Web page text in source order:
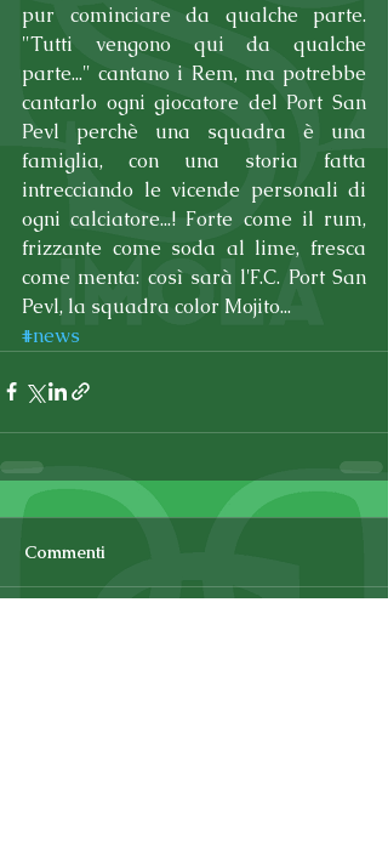
pur cominciare da qualche parte.
"Tutti vengono qui da qualche
parte..." cantano i Rem, ma potrebbe
cantarlo ogni giocatore del Port San
Pevl perchè una squadra è una
famiglia, con una storia fatta
intrecciando le vicende personali di
ogni calciatore...! Forte come il rum,
frizzante come soda al lime, fresca
come menta: così sarà l'F.C. Port San
Pevl, la squadra color Mojito...
#news
Commenti